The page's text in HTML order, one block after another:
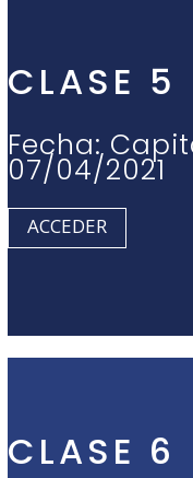
CLASE 5
Fecha:
07/04/2021
ACCEDER
CLASE 6